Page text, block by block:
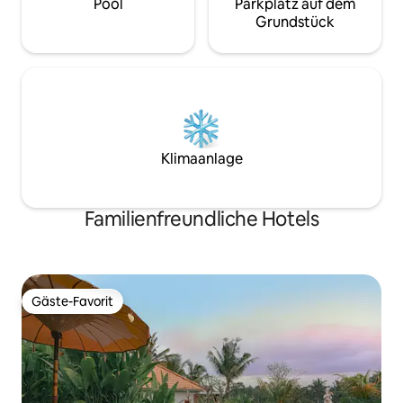
Pool
Parkplatz auf dem
Grundstück
Klimaanlage
Familienfreundliche Hotels
Gäste-Favorit
Gäste-Favorit